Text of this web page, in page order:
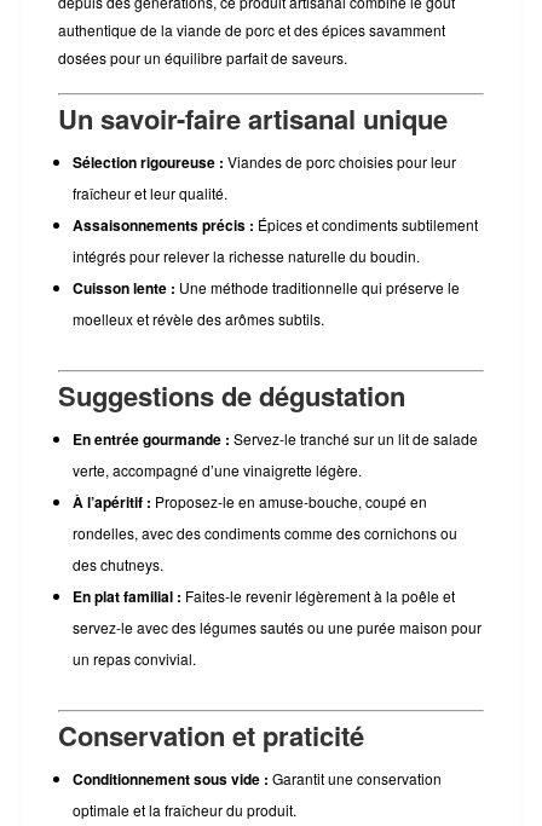
authentique de la viande de porc et des épices savamment
dosées pour un équilibre parfait de saveurs.
Un savoir-faire artisanal unique
Sélection rigoureuse : Viandes de porc choisies pour leur
fraîcheur et leur qualité.
Assaisonnements précis : Épices et condiments subtilement
intégrés pour relever la richesse naturelle du boudin.
Cuisson lente : Une méthode traditionnelle qui préserve le
moelleux et révèle des arômes subtils.
Suggestions de dégustation
En entrée gourmande : Servez-le tranché sur un lit de salade
verte, accompagné d’une vinaigrette légère.
À l’apéritif : Proposez-le en amuse-bouche, coupé en
rondelles, avec des condiments comme des cornichons ou
des chutneys.
En plat familial : Faites-le revenir légèrement à la poêle et
servez-le avec des légumes sautés ou une purée maison pour
un repas convivial.
Conservation et praticité
Conditionnement sous vide : Garantit une conservation
optimale et la fraîcheur du produit.